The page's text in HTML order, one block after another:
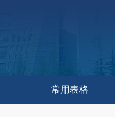
常用表格